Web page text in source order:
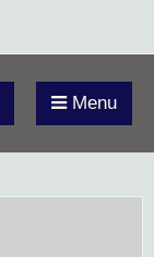
Menu